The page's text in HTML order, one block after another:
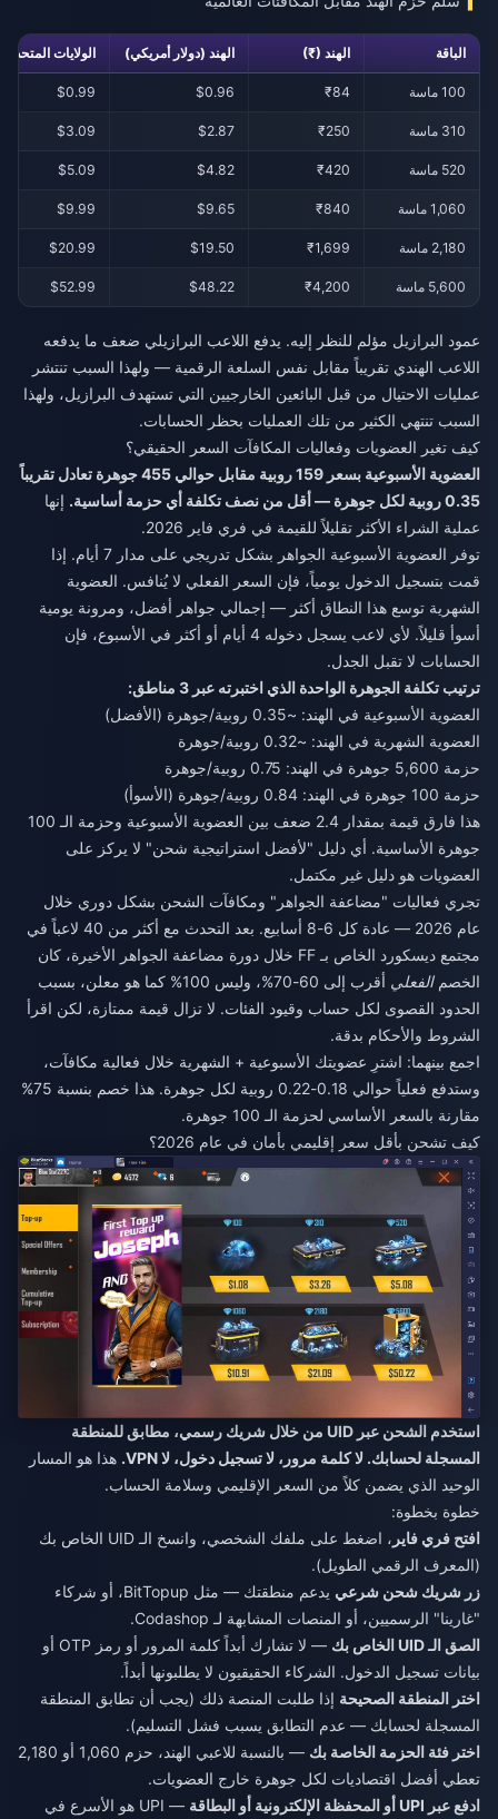
الباقة الهند (₹) الهند (دولار أمريكي) الولايات
100 ماسة ₹84
$0.96
$0.99
310 ماسة ₹250
$2.87
$3.09
520 ماسة ₹420
$4.82
$5.09
1,060 ماسة ₹840
$9.65
$9.99
2,180 ماسة ₹1,699
$19.50
$20.99
5,600 ماسة ₹4,200
$48.22
$52.99
عمود البرازيل مؤلم للنظر إليه. يدفع اللاعب البرازيلي ضعف ما يدفعه
اللاعب الهندي تقريباً مقابل نفس السلعة الرقمية — ولهذا السبب تنتشر
عمليات الاحتيال من قبل البائعين الخارجيين التي تستهدف البرازيل، ولهذا
السبب تنتهي الكثير من تلك العمليات بحظر الحسابات.
كيف تغير العضويات وفعاليات المكافآت السعر الحقيقي؟
العضوية الأسبوعية بسعر 159 روبية مقابل حوالي 455 جوهرة تعادل تقريباً
0.35 روبية لكل جوهرة — أقل من نصف تكلفة أي حزمة أساسية.
إنها
عملية الشراء الأكثر تقليلاً للقيمة في فري فاير 2026.
توفر العضوية الأسبوعية الجواهر بشكل تدريجي على مدار 7 أيام. إذا
قمت بتسجيل الدخول يومياً، فإن السعر الفعلي لا يُنافس. العضوية
الشهرية توسع هذا النطاق أكثر — إجمالي جواهر أفضل، ومرونة يومية
أسوأ قليلاً. لأي لاعب يسجل دخوله 4 أيام أو أكثر في الأسبوع، فإن
الحسابات لا تقبل الجدل.
ترتيب تكلفة الجوهرة الواحدة الذي اختبرته عبر 3 مناطق:
العضوية الأسبوعية في الهند: ~0.35 روبية/جوهرة (الأفضل)
العضوية الشهرية في الهند: ~0.32 روبية/جوهرة
حزمة 5,600 جوهرة في الهند: 0.75 روبية/جوهرة
حزمة 100 جوهرة في الهند: 0.84 روبية/جوهرة (الأسوأ)
هذا فارق قيمة بمقدار 2.4 ضعف بين العضوية الأسبوعية وحزمة الـ 100
جوهرة الأساسية. أي دليل "لأفضل استراتيجية شحن" لا يركز على
العضويات هو دليل غير مكتمل.
تجري فعاليات "مضاعفة الجواهر" ومكافآت الشحن بشكل دوري خلال
عام 2026 — عادة كل 6-8 أسابيع. بعد التحدث مع أكثر من 40 لاعباً في
مجتمع ديسكورد الخاص بـ FF خلال دورة مضاعفة الجواهر الأخيرة، كان
الخصمالفعلي
أقرب إلى 60-70%، وليس 100% كما هو معلن، بسبب
الحدود القصوى لكل حساب وقيود الفئات. لا تزال قيمة ممتازة، لكن اقرأ
الشروط والأحكام بدقة.
اجمع بينهما: اشترِ عضويتك الأسبوعية + الشهرية خلال فعالية مكافآت،
وستدفع فعلياً حوالي 0.18-0.22 روبية لكل جوهرة. هذا خصم بنسبة 75%
مقارنة بالسعر الأساسي لحزمة الـ 100 جوهرة.
كيف تشحن بأقل سعر إقليمي بأمان في عام 2026؟
استخدم الشحن عبر UID من خلال شريك رسمي، مطابق للمنطقة
المسجلة لحسابك. لا كلمة مرور، لا تسجيل دخول، لا VPN.
هذا هو المسار
الوحيد الذي يضمن كلاً من السعر الإقليمي وسلامة الحساب.
خطوة بخطوة:
افتح فري فاير
، اضغط على ملفك الشخصي، وانسخ الـ UID الخاص بك
(المعرف الرقمي الطويل).
زر شريك شحن شرعي
يدعم منطقتك — مثل BitTopup، أو شركاء
"غارينا" الرسميين، أو المنصات المشابهة لـ Codashop.
الصق الـ UID الخاص بك
— لا تشارك أبداً كلمة المرور أو رمز OTP أو
بيانات تسجيل الدخول. الشركاء الحقيقيون لا يطلبونها أبداً.
اختر المنطقة الصحيحة إذا طلبت المنصة ذلك (يجب أن تطابق المنطقة
المسجلة لحسابك — عدم التطابق يسبب فشل التسليم).
اختر فئة الحزمة الخاصة بك
— بالنسبة للاعبي الهند، حزم 1,060 أو 2,180
تعطي أفضل اقتصاديات لكل جوهرة خارج العضويات.
ادفع عبر UPI أو المحفظة الإلكترونية أو البطاقة
— UPI هو الأسرع في